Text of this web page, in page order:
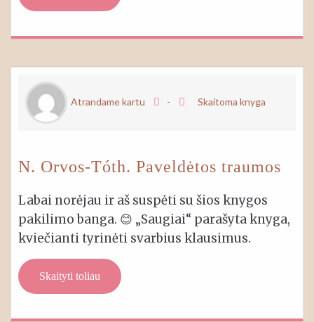
Atrandame kartu - Skaitoma knyga
N. Orvos-Tóth. Paveldėtos traumos
Labai norėjau ir aš suspėti su šios knygos
pakilimo banga. 😊 „Saugiai“ parašyta knyga,
kviečianti tyrinėti svarbius klausimus.
Skaityti toliau